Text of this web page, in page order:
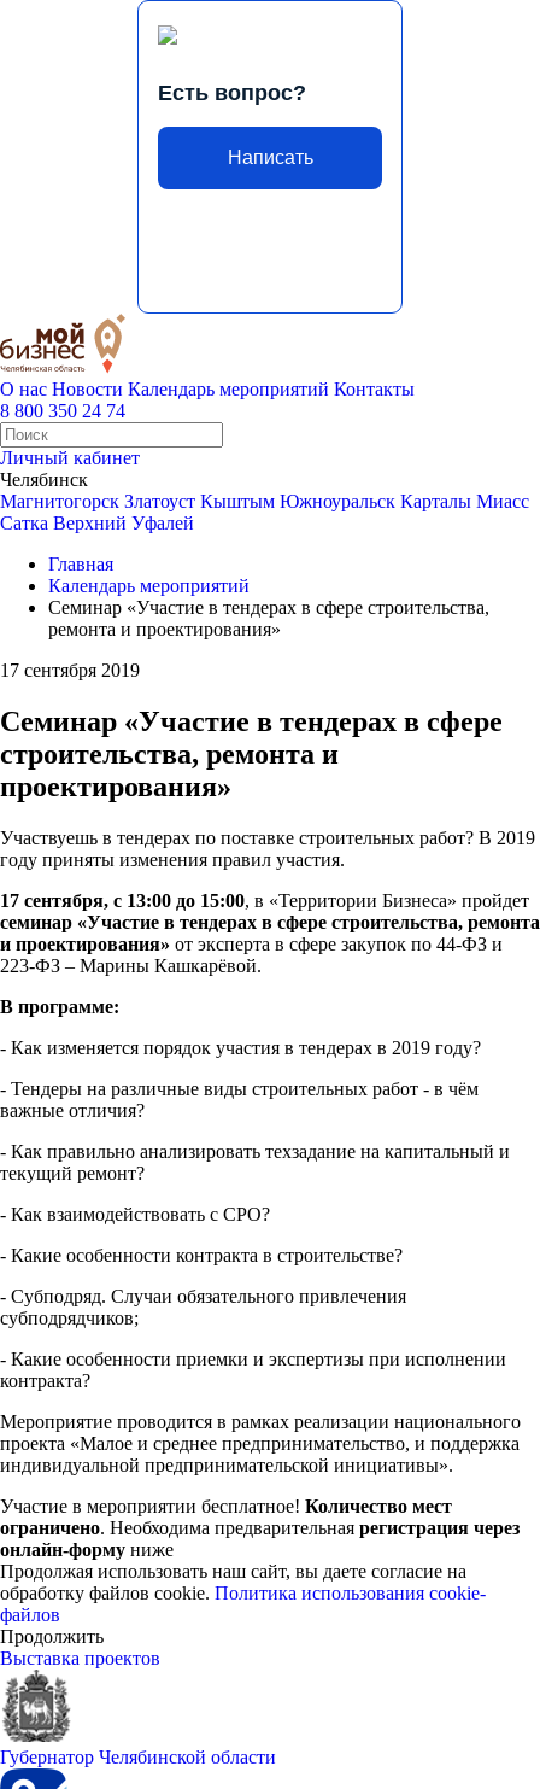
Есть вопрос?
Написать
О нас Новости Календарь мероприятий Контакты
8 800 350 24 74
Личный кабинет
Челябинск
Магнитогорск Златоуст Кыштым Южноуральск Карталы Миасс
Сатка Верхний Уфалей
Главная
Календарь мероприятий
Семинар «Участие в тендерах в сфере строительства,
ремонта и проектирования»
17 сентября 2019
Семинар «Участие в тендерах в сфере
строительства, ремонта и
проектирования»
Участвуешь в тендерах по поставке строительных работ? В 2019
году приняты изменения правил участия.
17 сентября, с 13:00 до 15:00, в «Территории Бизнеса» пройдет
семинар «Участие в тендерах в сфере строительства, ремонта
и проектирования» от эксперта в сфере закупок по 44-ФЗ и
223-ФЗ – Марины Кашкарёвой.
В программе:
- Как изменяется порядок участия в тендерах в 2019 году?
- Тендеры на различные виды строительных работ - в чём
важные отличия?
- Как правильно анализировать техзадание на капитальный и
текущий ремонт?
- Как взаимодействовать с СРО?
- Какие особенности контракта в строительстве?
- Субподряд. Случаи обязательного привлечения
субподрядчиков;
- Какие особенности приемки и экспертизы при исполнении
контракта?
Мероприятие проводится в рамках реализации национального
проекта «Малое и среднее предпринимательство, и поддержка
индивидуальной предпринимательской инициативы».
Участие в мероприятии бесплатное! Количество мест
ограничено. Необходима предварительная регистрация через
онлайн-форму ниже
Продолжая использовать наш сайт, вы даете согласие на
обработку файлов cookie. Политика использования cookie-
файлов
Продолжить
Выставка проектов
Губернатор Челябинской области